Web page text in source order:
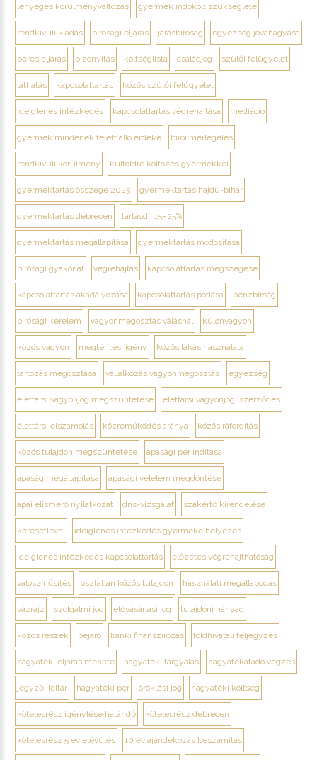
lényeges körülményváltozás gyermek indokolt szükséglete
rendkívüli kiadás bírósági eljárás járásbíróság egyezség jóváhagyása
peres eljárás bizonyítás költséglista családjog szülői felügyelet
láthatás kapcsolattartás közös szülői felügyelet
ideiglenes intézkedés kapcsolattartás végrehajtása mediáció
gyermek mindenek felett álló érdeke bírói mérlegelés
rendkívüli körülmény külföldre költözés gyermekkel
gyermektartás összege 2025 gyermektartás hajdú-bihar
gyermektartás debrecen tartásdíj 15–25%
gyermektartás megállapítása gyermektartás módosítása
bírósági gyakorlat végrehajtás kapcsolattartás megszegése
kapcsolattartás akadályozása kapcsolattartás pótlása pénzbírság
bírósági kérelem vagyonmegosztás válásnál különvagyon
közös vagyon megtérítési igény közös lakás használata
tartozás megosztása vállalkozás vagyonmegosztás egyezség
élettársi vagyonjog megszüntetése élettársi vagyonjogi szerződés
élettársi elszámolás közreműködés aránya közös ráfordítás
közös tulajdon megszüntetése apasági per indítása
apaság megállapítása apasági vélelem megdöntése
apai elismerő nyilatkozat dns-vizsgálat szakértő kirendelése
keresetlevél ideiglenes intézkedés gyermekelhelyezés
ideiglenes intézkedés kapcsolattartás előzetes végrehajthatóság
valószínűsítés osztatlan közös tulajdon használati megállapodás
vázrajz szolgalmi jog elővásárlási jog tulajdoni hányad
közös részek bejáró banki finanszírozás földhivatali feljegyzés
hagyatéki eljárás menete hagyatéki tárgyalás hagyatékátadó végzés
jegyzői leltár hagyatéki per öröklési jog hagyatéki költség
kötelesrész igénylése határidő kötelesrész debrecen
kötelesrész 5 év elévülés 10 év ajándékozás beszámítás